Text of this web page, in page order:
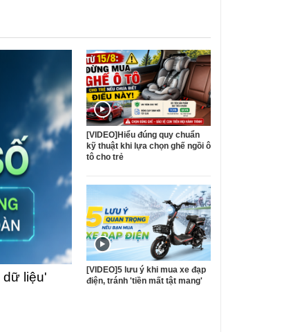
dữ liệu'
[VIDEO]Hiểu đúng quy chuẩn
kỹ thuật khi lựa chọn ghế ngồi ô
tô cho trẻ
[VIDEO]5 lưu ý khi mua xe đạp
điện, tránh 'tiền mất tật mang'